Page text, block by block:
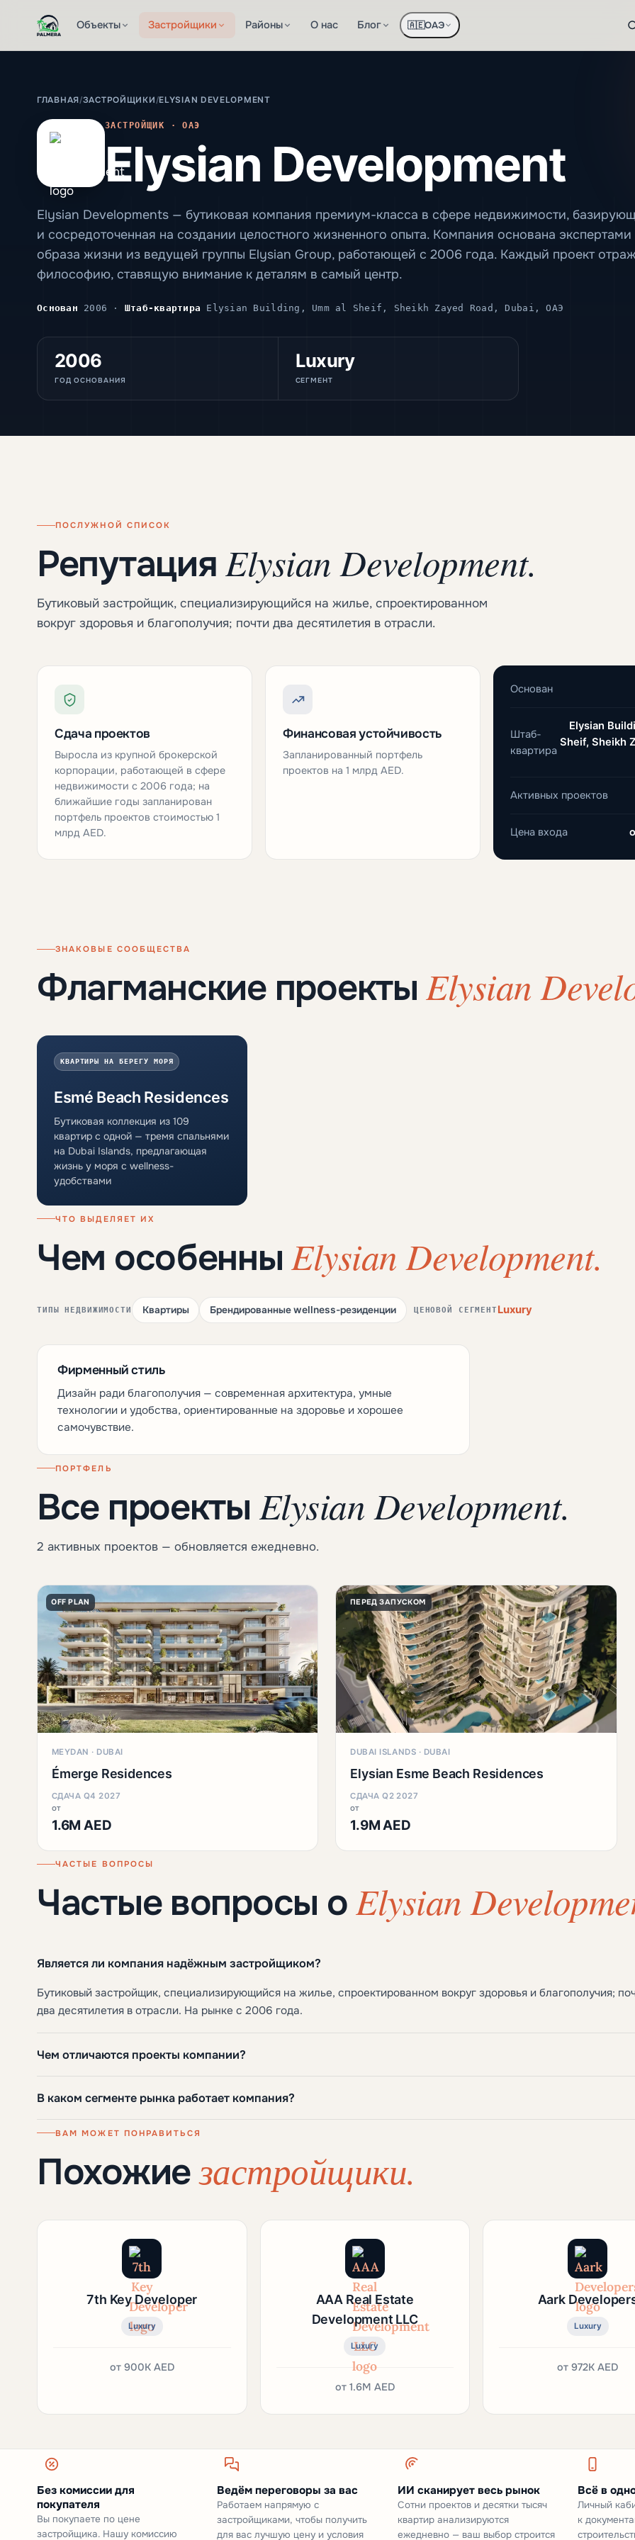
Объекты Застройщики Районы О нас Блог 🇦🇪ОАЭ
ГЛАВНАЯ/ЗАСТРОЙЩИКИ/ELYSIAN DEVELOPMENT
ЗАСТРОЙЩИК · ОАЭ
Elysian Development
Elysian Developments — бутиковая компания премиум-класса в сфере недвижимости,
и сосредоточенная на создании целостного жизненного опыта. Компания основана экспертами
образа жизни из ведущей группы Elysian Group, работающей с 2006 года. Каждый проект
философию, ставящую внимание к деталям в самый центр.
Основан 2006 · Штаб-квартира Elysian Building, Umm al Sheif, Sheikh Zayed Road, Dubai, ОАЭ
2006
ГОД ОСНОВАНИЯ
Luxury
СЕГМЕНТ
ПОСЛУЖНОЙ СПИСОК
Репутация Elysian Development.
Бутиковый застройщик, специализирующийся на жилье, спроектированном
вокруг здоровья и благополучия; почти два десятилетия в отрасли.
Сдача проектов
Выросла из крупной брокерской
корпорации, работающей в сфере
недвижимости с 2006 года; на
ближайшие годы запланирован
портфель проектов стоимостью 1
млрд AED.
Финансовая устойчивость
Запланированный портфель
проектов на 1 млрд AED.
Основан
Штаб-
квартира
Elysian
Sheif, Sheikh
Активных проектов
Цена входа
ЗНАКОВЫЕ СООБЩЕСТВА
Флагманские проекты Elysian
КВАРТИРЫ НА БЕРЕГУ МОРЯ
Esmé Beach Residences
Бутиковая коллекция из 109
квартир с одной — тремя спальнями
на Dubai Islands, предлагающая
жизнь у моря с wellness-
удобствами
ЧТО ВЫДЕЛЯЕТ ИХ
Чем особенны Elysian Development.
ТИПЫ НЕДВИЖИМОСТИ Квартиры Брендированные wellness-резиденции ЦЕНОВОЙ СЕГМЕНТ Luxury
Фирменный стиль
Дизайн ради благополучия — современная архитектура, умные
технологии и удобства, ориентированные на здоровье и хорошее
самочувствие.
ПОРТФЕЛЬ
Все проекты Elysian Development.
2 активных проектов — обновляется ежедневно.
OFF PLAN
MEYDAN · DUBAI
Émerge Residences
СДАЧА Q4 2027
от
1.6M AED
ПЕРЕД ЗАПУСКОМ
DUBAI ISLANDS · DUBAI
Elysian Esme Beach Residences
СДАЧА Q2 2027
от
1.9M AED
ЧАСТЫЕ ВОПРОСЫ
Частые вопросы оElysian
Является ли компания надёжным застройщиком?
Бутиковый застройщик, специализирующийся на жилье, спроектированном вокруг здоровья и благополучия;
два десятилетия в отрасли. На рынке с 2006 года.
Чем отличаются проекты компании?
В каком сегменте рынка работает компания?
ВАМ МОЖЕТ ПОНРАВИТЬСЯ
Похожиезастройщики.
7th Key Developer
Luxury
от 900K AED
AAA Real Estate
Development LLC
Luxury
от 1.6M AED
Aark
Luxury
от972K AED
Без комиссии для
покупателя
Вы покупаете по цене
застройщика. Нашу комиссию
Ведём переговоры за вас
Работаем напрямую с
застройщиками, чтобы получить
для вас лучшую цену и условия
ИИ сканирует весь рынок
Сотни проектов и десятки тысяч
квартир анализируются
ежедневно — ваш выбор строится
Всё в
Личный
к